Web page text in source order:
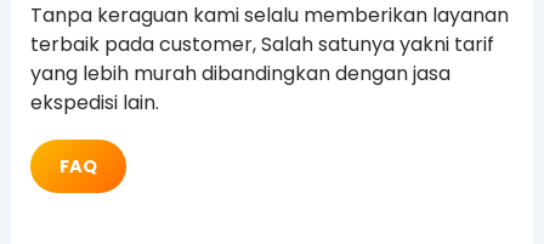
Tanpa keraguan kami selalu memberikan layanan
terbaik pada customer, Salah satunya yakni tarif
yang lebih murah dibandingkan dengan jasa
ekspedisi lain.
FAQ